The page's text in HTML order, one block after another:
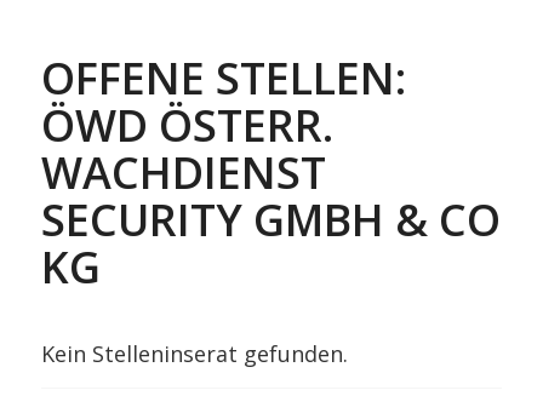
OFFENE STELLEN:
ÖWD ÖSTERR.
WACHDIENST
SECURITY GMBH & CO
KG
Kein Stelleninserat gefunden.